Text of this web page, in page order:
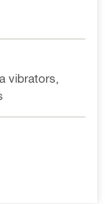
vibrators,